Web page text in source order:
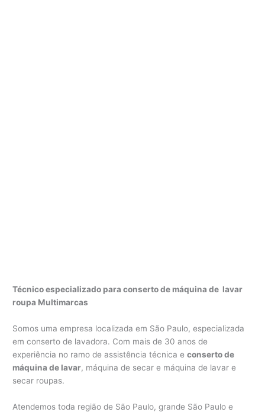
Técnico especializado para conserto de máquina de lavar
roupa Multimarcas
Somos uma empresa localizada em São Paulo, especializada
em conserto de lavadora. Com mais de 30 anos de
experiência no ramo de assistência técnica econserto de
máquina de lavar, máquina de secar e máquina de lavar e
secar roupas.
Atendemos toda região de São Paulo, grande São Paulo e